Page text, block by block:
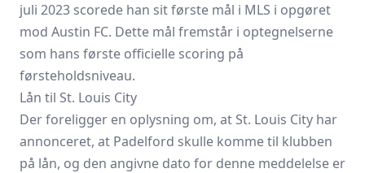
juli 2023 scorede han sit første mål i MLS i opgøret
mod Austin FC. Dette mål fremstår i optegnelserne
som hans første officielle scoring på
førsteholdsniveau.
Lån til St. Louis City
Der foreligger en oplysning om, at St. Louis City har
annonceret, at Padelford skulle komme til klubben
på lån, og den angivne dato for denne meddelelse er